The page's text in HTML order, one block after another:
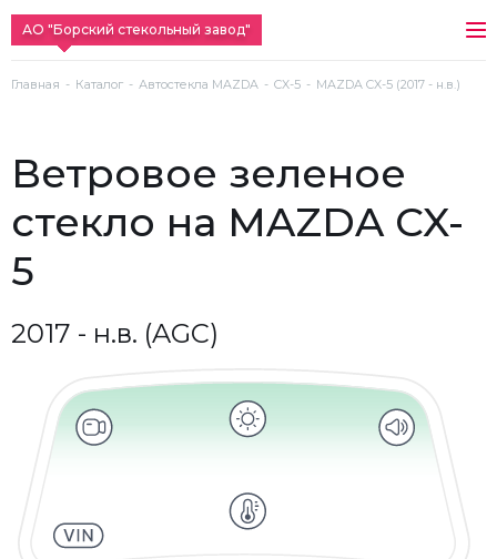
АО "Борский стекольный завод"
Главная Каталог Автостекла MAZDA CX-5 MAZDA CX-5 (2017 - н.в.)
ветровое зеленое
стекло на MAZDA CX-
5
2017 - н.в. (AGC)